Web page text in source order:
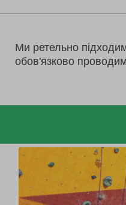
Ми ретельно
обов'язково